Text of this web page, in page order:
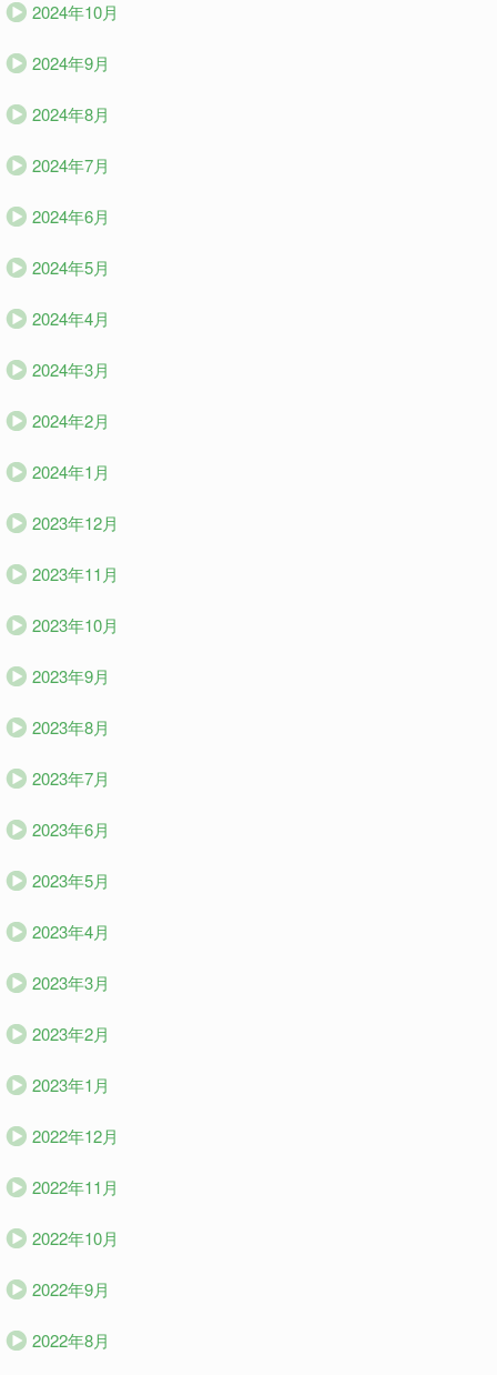
2024年10月
2024年9月
2024年8月
2024年7月
2024年6月
2024年5月
2024年4月
2024年3月
2024年2月
2024年1月
2023年12月
2023年11月
2023年10月
2023年9月
2023年8月
2023年7月
2023年6月
2023年5月
2023年4月
2023年3月
2023年2月
2023年1月
2022年12月
2022年11月
2022年10月
2022年9月
2022年8月